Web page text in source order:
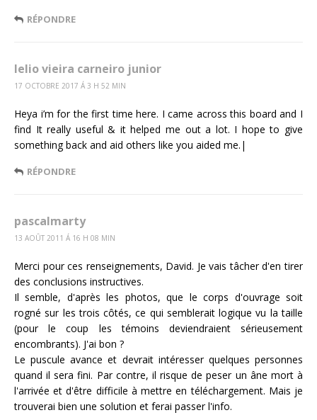
RÉPONDRE
lelio vieira carneiro junior
17 OCTOBRE 2017 Á 3 H 52 MIN
Heya i’m for the first time here. I came across this board and I
find It really useful & it helped me out a lot. I hope to give
something back and aid others like you aided me.|
RÉPONDRE
pascalmarty
13 AOÛT 2011 Á 16 H 08 MIN
Merci pour ces renseignements, David. Je vais tâcher d'en tirer
des conclusions instructives.
Il semble, d'après les photos, que le corps d'ouvrage soit
rogné sur les trois côtés, ce qui semblerait logique vu la taille
(pour le coup les témoins deviendraient sérieusement
encombrants). J'ai bon ?
Le puscule avance et devrait intéresser quelques personnes
quand il sera fini. Par contre, il risque de peser un âne mort à
l'arrivée et d'être difficile à mettre en téléchargement. Mais je
trouverai bien une solution et ferai passer l'info.